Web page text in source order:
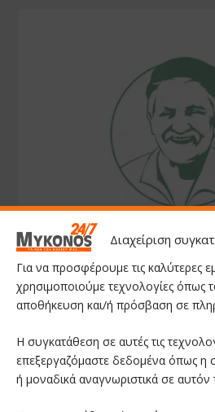
Διαχείριση
Για να προσφέρουμε τις καλύτερες
χρησιμοποιούμε τεχνολογίες όπως
αποθήκευση και/ή πρόσβαση σε
Η συγκατάθεση σε αυτές τις
επεξεργαζόμαστε δεδομένα όπως η
ή μοναδικά αναγνωριστικά σε αυτόν